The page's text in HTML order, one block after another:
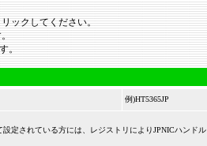
ックしてください。
。
例)HT5365JP
定されている方には、レジストリによりJPNICハンドル